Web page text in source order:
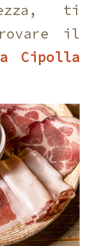
ti
il
Cipolla